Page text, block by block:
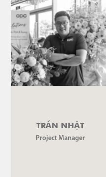
TRẦN NHẬT
Project Manager